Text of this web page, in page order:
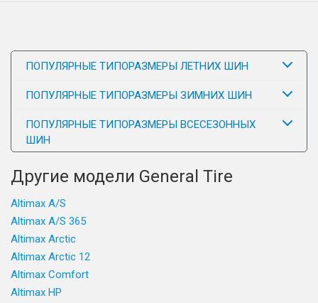
ПОПУЛЯРНЫЕ ТИПОРАЗМЕРЫ ЛЕТНИХ ШИН
ПОПУЛЯРНЫЕ ТИПОРАЗМЕРЫ ЗИМНИХ ШИН
ПОПУЛЯРНЫЕ ТИПОРАЗМЕРЫ ВСЕСЕЗОННЫХ
ШИН
Другие модели General Tire
Altimax A/S
Altimax A/S 365
Altimax Arctic
Altimax Arctic 12
Altimax Comfort
Altimax HP